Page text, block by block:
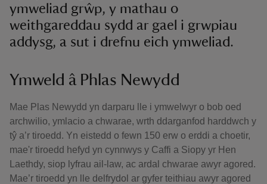
ymweliad grŵp, y mathau o
weithgareddau sydd ar gael i grwpiau
addysg, a sut i drefnu eich ymweliad.
Ymweld â Phlas Newydd
Mae Plas Newydd yn darparu lle i ymwelwyr o bob oed
archwilio, ymlacio a chwarae, wrth ddarganfod harddwch y
tŷ a’r tiroedd. Yn eistedd o fewn 150 erw o erddi a choetir,
mae'r tiroedd hefyd yn cynnwys y Caffi a Siopy yr Hen
Laethdy, siop lyfrau ail-law, ac ardal chwarae awyr agored.
Mae’r tiroedd yn lle delfrydol ar gyfer teithiau awyr agored